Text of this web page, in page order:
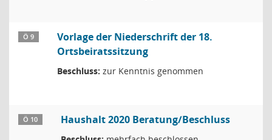
Ö 9
Vorlage der Niederschrift der 18.
Ortsbeiratssitzung
Beschluss: zur Kenntnis genommen
Ö 10 Haushalt 2020 Beratung/Beschluss